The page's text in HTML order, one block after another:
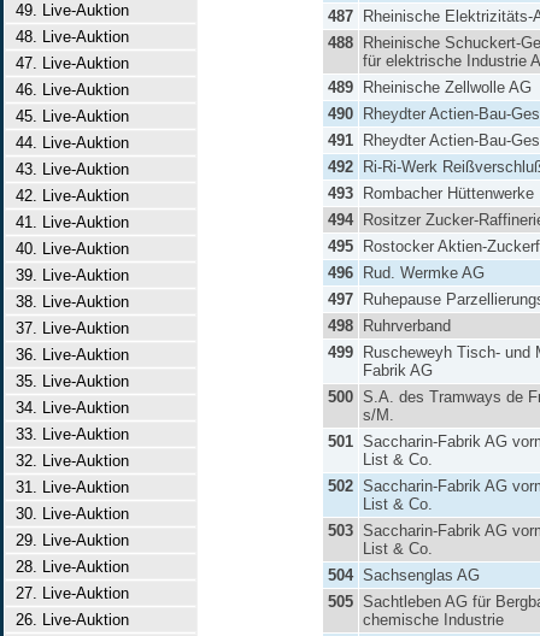
49. Live-Auktion
48. Live-Auktion
47. Live-Auktion
46. Live-Auktion
45. Live-Auktion
44. Live-Auktion
43. Live-Auktion
42. Live-Auktion
41. Live-Auktion
40. Live-Auktion
39. Live-Auktion
38. Live-Auktion
37. Live-Auktion
36. Live-Auktion
35. Live-Auktion
34. Live-Auktion
33. Live-Auktion
32. Live-Auktion
31. Live-Auktion
30. Live-Auktion
29. Live-Auktion
28. Live-Auktion
27. Live-Auktion
26. Live-Auktion
487
Rheinische Elektrizitäts-
488
Rheinische Schuckert-
für elektrische Industrie
489
Rheinische Zellwolle AG
490
Rheydter Actien-Bau-
491
Rheydter Actien-Bau-
492
Ri-Ri-Werk
493
Rombacher Hüttenwerke
494
Rositzer Zucker-
495
Rostocker Aktien-
496
Rud. Wermke AG
497
Ruhepause
498
Ruhrverband
499
Ruscheweyh Tisch- und
Fabrik AG
500 S.A. des Tramways de
s/M.
501 Saccharin-Fabrik AG
List & Co.
502 Saccharin-Fabrik AG
List & Co.
503 Saccharin-Fabrik AG
List & Co.
504 Sachsenglas AG
505 Sachtleben AG für
chemische Industrie